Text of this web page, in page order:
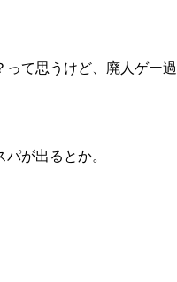
て思うけど、廃人ゲー
が出るとか。